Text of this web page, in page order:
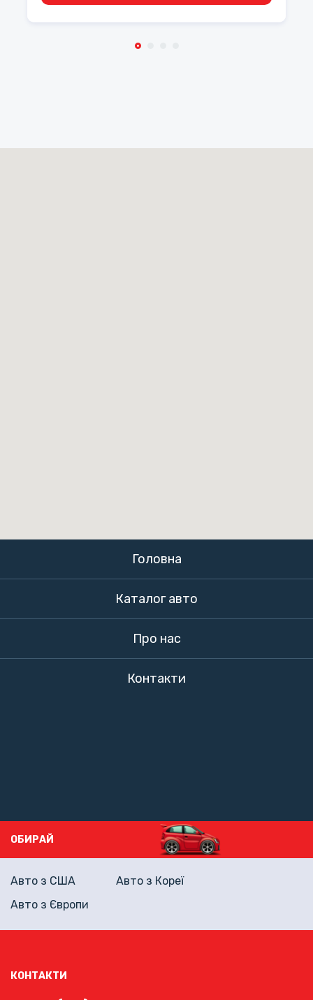
Головна
Каталог авто
Про нас
Контакти
КОНТАКТИ
ОБИРАЙ
Авто з США
Авто з Кореї
Авто з Європи